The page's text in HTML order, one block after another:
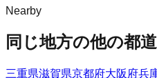
Nearby
同じ地方の他の都
三重県滋賀県京都府大阪府兵